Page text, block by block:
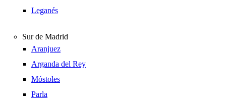
Leganés
Sur de Madrid
Aranjuez
Arganda del Rey
Móstoles
Parla